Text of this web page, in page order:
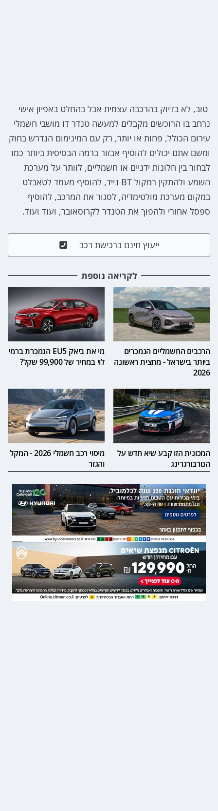
טוב, לא בדיוק בהרכבה עצמית אבל בהחלט באפיון אישי
נרחב בו הרוכשים מקבלים למעשה טנדר דו מושבי חשמלי
עירום הכולל, פחות או יותר, רק עם המינימום הנדרש בחוק
ומשם אתם יכולים להוסיף אבזור ברמה הבסיסית ביותר כמו
לבחור בין חלונות ידניים או חשמליים, לוותר על מערכת
השמע ולהתקין רמקול BT נייד, להוסיף מעמד לטאבלט
במקום מערכת מולטימדיה, לסגור את המרכב, להוסיף
ספסל אחורי ולהפוך את הטנדר לקרוסאובר, ועוד ועוד.
ייעוץ חינם ברכישת רכב
לקריאה נוספת
הרכבים החשמליים הנמכרים
ביותר בישראל - מחצית ראשונה
2026
מי את ביאק EU5 הנמכרת ברמי
לוי במחיר של 99,900 שקל?
המכונית הזו קבע שיא חדש על
הנורבורגרינג
מיסוי רכב חשמלי 2026 - המקל
והגזר